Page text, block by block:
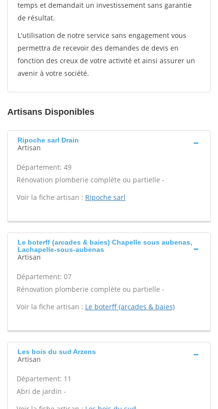
temps et demandait un investissement sans garantie
de résultat.
L'utilisation de notre service sans engagement vous
permettra de recevoir des demandes de devis en
fonction des creux de votre activité et ainsi assurer un
avenir à votre société.
Artisans Disponibles
Ripoche sarl Drain
Artisan
Département: 49
Rénovation plomberie complète ou partielle -
Voir la fiche artisan : Ripoche sarl
Le boterff (arcades & baies) Chapelle sous aubenas,
Lachapelle-sous-aubenas
Artisan
Département: 07
Rénovation plomberie complète ou partielle -
Voir la fiche artisan : Le boterff (arcades & baies)
Les bois du sud Arzens
Artisan
Département: 11
Abri de jardin -